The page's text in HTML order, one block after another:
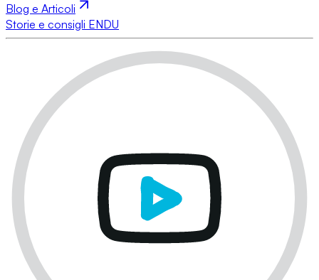
Blog e Articoli
Storie e consigli ENDU